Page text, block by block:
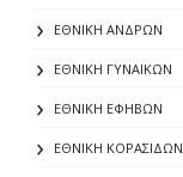
ΕΘΝΙΚΗ ΑΝΔΡΩΝ
ΕΘΝΙΚΗ ΓΥΝΑΙΚΩΝ
ΕΘΝΙΚΗ ΕΦΗΒΩΝ
ΕΘΝΙΚΗ ΚΟΡΑΣΙΔΩΝ